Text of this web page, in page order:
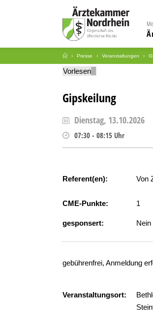
Presse Veranstaltungen
Vorlesen
Gipskeilung
Dienstag, 13.10.2026
07:30 - 08:15 Uhr
Referent(en): Von
CME-Punkte: 1
gesponsert: Nein
gebührenfrei, Anmeldung
Veranstaltungsort: